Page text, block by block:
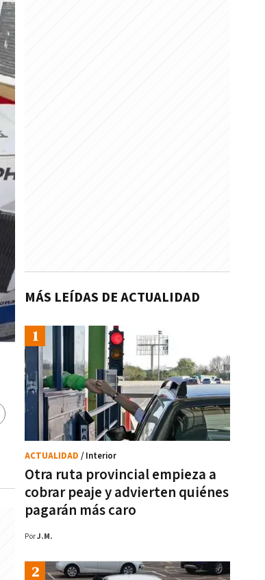
MÁS LEÍDAS DE ACTUALIDAD
Otra ruta provincial empieza a
cobrar peaje y advierten quiénes
pagarán más caro
ACTUALIDAD / Interior
PorJ.M.